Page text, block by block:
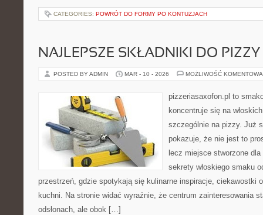
CATEGORIES: POWRÓT DO FORMY PO KONTUZJACH
NAJLEPSZE SKŁADNIKI DO PIZZY
POSTED BY ADMIN MAR - 10 - 2026 MOŻLIWOŚĆ
pizzeriasaxofon.pl to
koncentruje się na
szczególnie na pizzy. Już
pokazuje, że nie jest to
lecz miejsce stworzone
sekrety włoskiego smaku
przestrzeń, gdzie spotykają się kulinarne inspiracje, ciekawostki
kuchni. Na stronie widać wyraźnie, że centrum zainteresowania
odsłonach, ale obok […]